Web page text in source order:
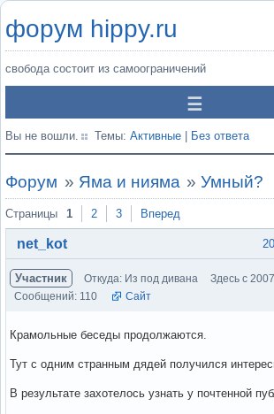
форум hippy.ru
свобода состоит из самоограничений
Вы не вошли. Темы: Активные Без ответа
Форум » Яма и нияма »Умный?
Страницы 1 2 3 Вперед
net_kot
Участник Откуда: Из под дивана
Здесь с
Сообщений: 110
Сайт
Крамольные беседы продолжаются.
Тут с одним странным дядей получился
В результате захотелось узнать у почтенной